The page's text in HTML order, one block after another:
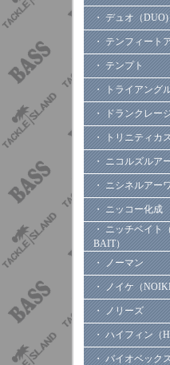
・ デュオ（DUO)
・ テンフィート
・ テンプト
・ トライアング
・ ドランクレー
・ トリニティカ
・ ニコルズルア
・ ニシネルアー
・ ニッコー化成
・ ニッチベイト
BAIT）
・ ノーマン
・ ノイケ（
・ ノリーズ
・ ハイフィン（
・ バイオベック